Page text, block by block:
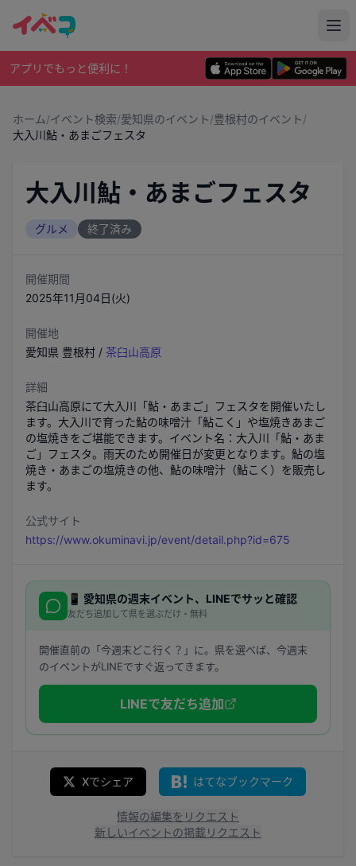
アプリでもっと便利に！
ホーム/イベント検索/愛知県のイベント/豊根村のイベント/
大入川鮎・あまごフェスタ
大入川鮎・あまごフェスタ
グルメ 終了済み
開催期間
2025年11月04日(火)
開催地
愛知県 豊根村 / 茶臼山高原
詳細
茶臼山高原にて大入川「鮎・あまご」フェスタを開催いたし
ます。大入川で育った鮎の味噌汁「鮎こく」や塩焼きあまご
の塩焼きをご堪能できます。イベント名：大入川「鮎・あま
ご」フェスタ。雨天のため開催日が変更となります。鮎の塩
焼き・あまごの塩焼きの他、鮎の味噌汁（鮎こく）を販売し
ます。
公式サイト
https://www.okuminavi.jp/event/detail.php?id=675
📱 愛知県の週末イベント、LINEでサッと確認
友だち追加して県を選ぶだけ・無料
開催直前の「今週末どこ行く？」に。県を選べば、今週末
のイベントがLINEですぐ返ってきます。
LINEで友だち追加
Xでシェア はてなブックマーク
情報の編集をリクエスト
新しいイベントの掲載リクエスト